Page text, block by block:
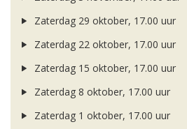
Zaterdag 29 oktober, 17.00 uur
Zaterdag 22 oktober, 17.00 uur
Zaterdag 15 oktober, 17.00 uur
Zaterdag 8 oktober, 17.00 uur
Zaterdag 1 oktober, 17.00 uur